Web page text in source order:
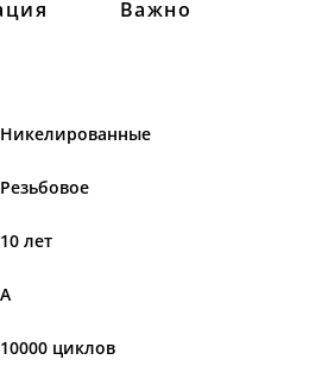
Важно
Никелированные
Резьбовое
10 лет
А
10000 циклов